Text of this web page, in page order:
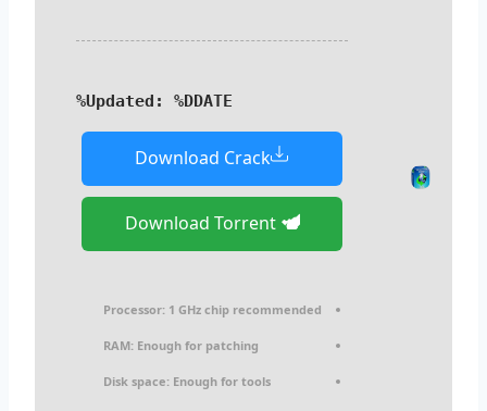
Updated: %DDATE%
Download Crack
Download Torrent
Processor: 1 GHz chip recommended
RAM: Enough for patching
Disk space: Enough for tools